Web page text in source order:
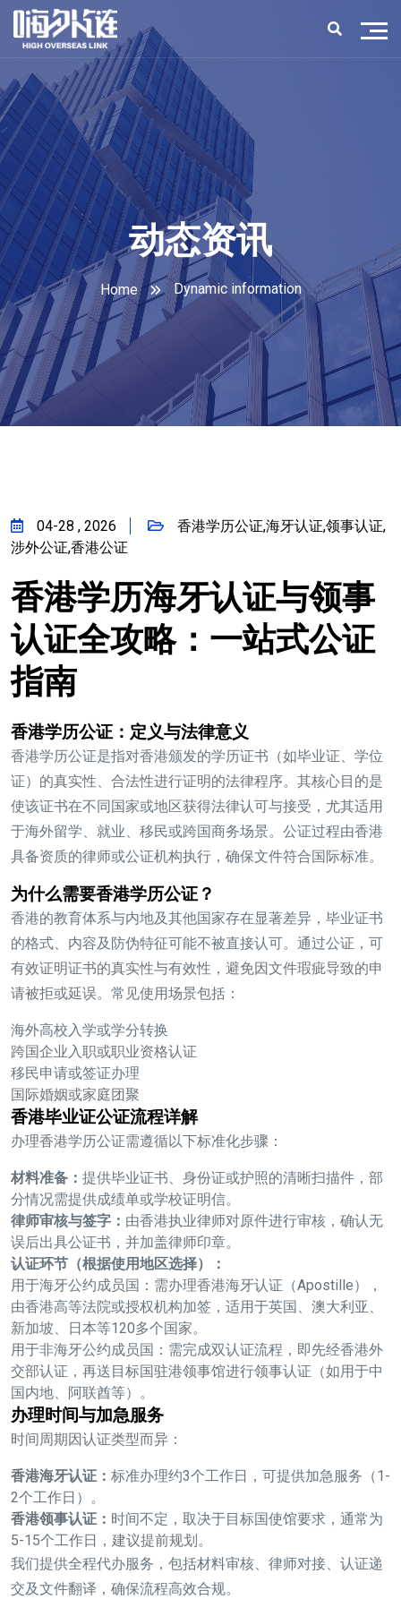
动态资讯
Home Dynamic information
04-28 , 2026
香港学历公证,海牙认证,领事认证,
涉外公证,香港公证
香港学历海牙认证与领事
认证全攻略：一站式公证
指南
香港学历公证：定义与法律意义
香港学历公证是指对香港颁发的学历证书（如毕业证、学位
证）的真实性、合法性进行证明的法律程序。其核心目的是
使该证书在不同国家或地区获得法律认可与接受，尤其适用
于海外留学、就业、移民或跨国商务场景。公证过程由香港
具备资质的律师或公证机构执行，确保文件符合国际标准。
为什么需要香港学历公证？
香港的教育体系与内地及其他国家存在显著差异，毕业证书
的格式、内容及防伪特征可能不被直接认可。通过公证，可
有效证明证书的真实性与有效性，避免因文件瑕疵导致的申
请被拒或延误。常见使用场景包括：
海外高校入学或学分转换
跨国企业入职或职业资格认证
移民申请或签证办理
国际婚姻或家庭团聚
香港毕业证公证流程详解
办理香港学历公证需遵循以下标准化步骤：
材料准备： 提供毕业证书、身份证或护照的清晰扫描件，部
分情况需提供成绩单或学校证明信。
律师审核与签字： 由香港执业律师对原件进行审核，确认无
误后出具公证书，并加盖律师印章。
认证环节（根据使用地区选择）：
用于海牙公约成员国： 需办理香港海牙认证（Apostille），
由香港高等法院或授权机构加签，适用于英国、澳大利亚、
新加坡、日本等120多个国家。
用于非海牙公约成员国： 需完成双认证流程，即先经香港外
交部认证，再送目标国驻港领事馆进行领事认证（如用于中
国内地、阿联酋等）。
办理时间与加急服务
时间周期因认证类型而异：
香港海牙认证： 标准办理约3个工作日，可提供加急服务（1-
2个工作日）。
香港领事认证： 时间不定，取决于目标国使馆要求，通常为
5-15个工作日，建议提前规划。
我们提供全程代办服务，包括材料审核、律师对接、认证递
交及文件翻译，确保流程高效合规。